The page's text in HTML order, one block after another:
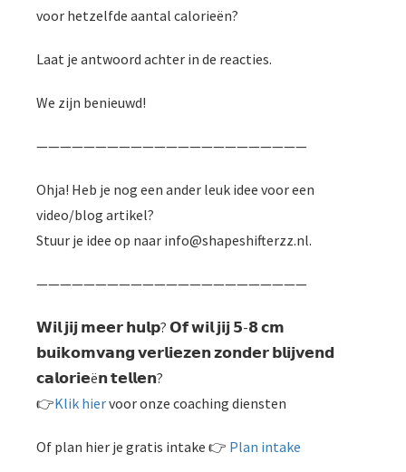
voor hetzelfde aantal calorieën?
Laat je antwoord achter in de reacties.
We zijn benieuwd!
———————————————————————
Ohja! Heb je nog een ander leuk idee voor een
video/blog artikel?
Stuur je idee op naar info@shapeshifterzz.nl.
———————————————————————
𝗪𝗶𝗹 𝗷𝗶𝗷 𝗺𝗲𝗲𝗿 𝗵𝘂𝗹𝗽? 𝗢𝗳 𝘄𝗶𝗹 𝗷𝗶𝗷 𝟱-𝟴 𝗰𝗺
𝗯𝘂𝗶𝗸𝗼𝗺𝘃𝗮𝗻𝗴 𝘃𝗲𝗿𝗹𝗶𝗲𝘇𝗲𝗻 𝘇𝗼𝗻𝗱𝗲𝗿 𝗯𝗹𝗶𝗷𝘃𝗲𝗻𝗱
𝗰𝗮𝗹𝗼𝗿𝗶𝗲ë𝗻 𝘁𝗲𝗹𝗹𝗲𝗻?
👉Klik hiervoor onze coaching diensten
Of plan hier je gratis intake 👉 Plan intake